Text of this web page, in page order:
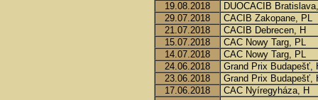
19.08.2018
DUOCACIB
29.07.2018
CACIB Zakopane, PL
21.07.2018
CACIB Debrecen, H
15.07.2018
CAC Nowy Targ, PL
14.07.2018
CAC Nowy Targ, PL
24.06.2018
Grand Prix Budapešť,
23.06.2018
Grand Prix Budapešť,
17.06.2018
CAC Nyíregyháza, H